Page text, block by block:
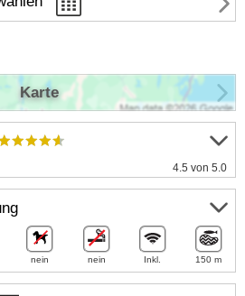
4.5 von 5.0
nein nein Inkl. 150 m
Karte